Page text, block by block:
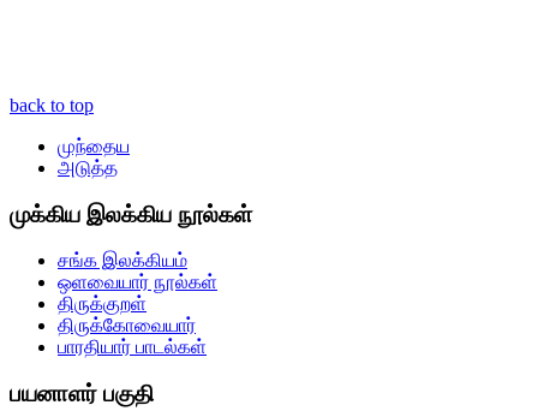
back to top
முந்தைய
அடுத்த
முக்கிய இலக்கிய நூல்கள்
சங்க இலக்கியம்
ஒளவையார் நூல்கள்
திருக்குறள்
திருக்கோவையார்
பாரதியார் பாடல்கள்
பயனாளர் பகுதி